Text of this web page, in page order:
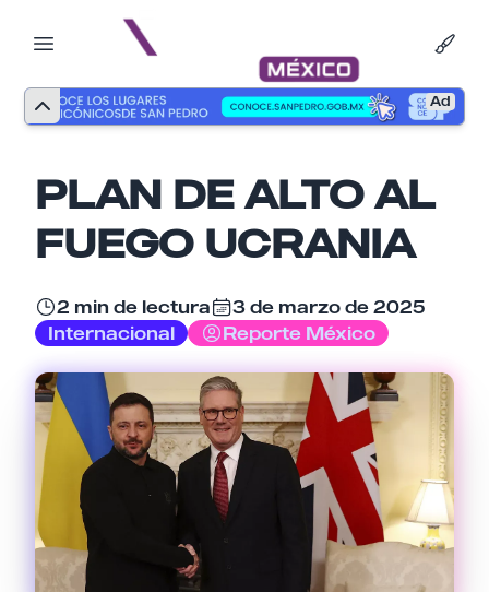
Ad
PLAN DE ALTO AL
FUEGO UCRANIA
2 min de lectura
3 de marzo de 2025
Internacional
Reporte México
Nombre
Email